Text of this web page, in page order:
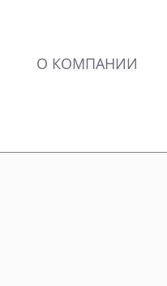
О КОМПАНИИ